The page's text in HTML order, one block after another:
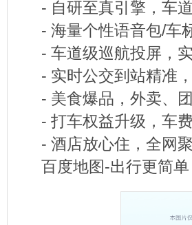
- 自研至真引擎，车
- 海量个性语音包/车
- 车道级巡航投屏，
- 实时公交到站精准
- 美食爆品，外卖、
- 打车权益升级，车
- 酒店放心住，全网
百度地图-出行更简